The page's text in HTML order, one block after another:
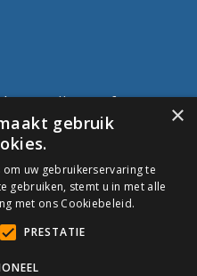
zijn nu af te
kan alleen met
dus geen pin.
×
gebruik
uw gebruikerservaring te
gebruiken, stemt u in met alle
met ons Cookiebeleid.
PRESTATIE